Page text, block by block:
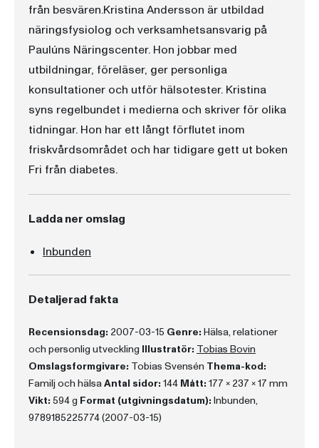
från besvären.Kristina Andersson är utbildad
näringsfysiolog och verksamhetsansvarig på
Paulúns Näringscenter. Hon jobbar med
utbildningar, föreläser, ger personliga
konsultationer och utför hälsotester. Kristina
syns regelbundet i medierna och skriver för olika
tidningar. Hon har ett långt förflutet inom
friskvårdsområdet och har tidigare gett ut boken
Fri från diabetes.
Ladda ner omslag
Inbunden
Detaljerad fakta
Recensionsdag: 2007-03-15 Genre: Hälsa, relationer
och personlig utveckling Illustratör: Tobias Bovin
Omslagsformgivare: Tobias Svensén Thema-kod:
Familj och hälsaAntal sidor: 144 Mått: 177 x 237 x 17 mm
Vikt: 594 g Format (utgivningsdatum): Inbunden,
9789185225774 (2007-03-15)